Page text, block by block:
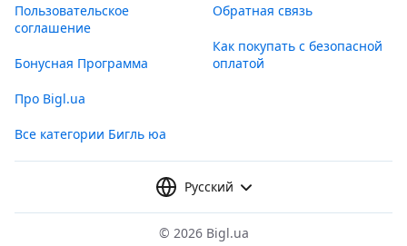
Пользовательское
соглашение
Бонусная Программа
Про Bigl.ua
Все категории Бигль юа
Обратная связь
Как покупать с безопасной
оплатой
Русский
© 2026 Bigl.ua